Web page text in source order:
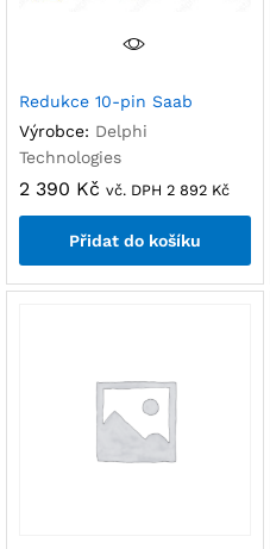
Redukce 10-pin Saab
Výrobce: Delphi
Technologies
2 390 Kč vč. DPH 2 892 Kč
Přidat do košíku